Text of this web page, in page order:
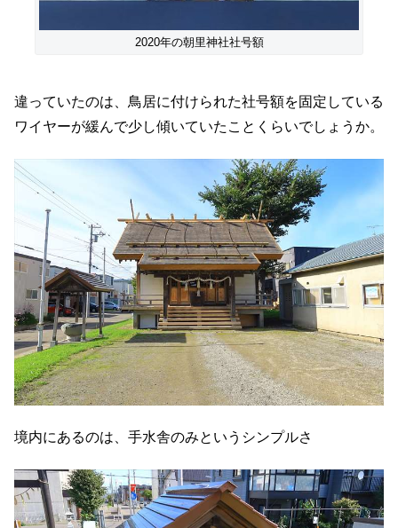
2020年の朝里神社社号額
違っていたのは、鳥居に付けられた社号額を固定している
ワイヤーが緩んで少し傾いていたことくらいでしょうか。
境内にあるのは、手水舎のみというシンプルさ